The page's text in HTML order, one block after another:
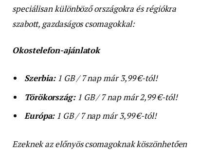
speciálisan különböző országokra és régiókra
szabott, gazdaságos csomagokkal:
Okostelefon-ajánlatok
Szerbia:1 GB / 7 nap már 3,99 €-tól!
Törökország:1 GB / 7 nap már 2,99 €-tól!
Európa:1 GB / 7 nap már 3,99 €-tól!
Ezeknek az előnyös csomagoknak köszönhetően